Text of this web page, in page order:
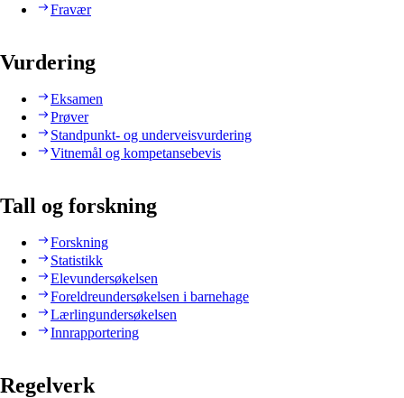
Fravær
Vurdering
Eksamen
Prøver
Standpunkt- og underveisvurdering
Vitnemål og kompetansebevis
Tall og forskning
Forskning
Statistikk
Elevundersøkelsen
Foreldreundersøkelsen i barnehage
Lærlingundersøkelsen
Innrapportering
Regelverk